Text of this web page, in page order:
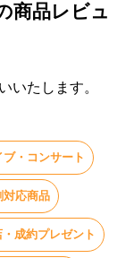
商品レビュ
いたします。
・コンサート
対応商品
成約プレゼント